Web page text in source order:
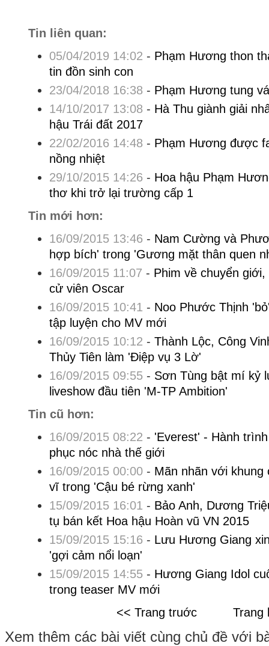
Tin liên quan:
05/04/2019 14:02 - Phạm Hương thon
tin đồn sinh con
23/04/2018 16:38 - Phạm Hương tung
14/10/2017 13:08 - Hà Thu giành giải
hậu Trái đất 2017
22/02/2016 14:48 - Phạm Hương được
nồng nhiệt
29/10/2015 14:26 - Hoa hậu Phạm
thơ khi trở lại trường cấp 1
Tin mới hơn:
16/09/2015 13:46 - Nam Cường và
hợp bích' trong 'Gương mặt thân quen
16/09/2015 11:07 - Phim về chuyển
cử viên Oscar
16/09/2015 10:41 - Noo Phước Thịnh
tập luyện cho MV mới
16/09/2015 10:12 - Thành Lộc, Công
Thủy Tiên làm 'Điệp vụ 3 Lờ'
16/09/2015 09:55- Sơn Tùng bật mí kỷ
liveshow đầu tiên 'M-TP Ambition'
Tin cũ hơn:
16/09/2015 08:22 - 'Everest' - Hành
phục nóc nhà thế giới
16/09/2015 00:00- Mãn nhãn với khung
vĩ trong 'Cậu bé rừng xanh'
15/09/2015 16:01 - Bảo Anh, Dương
tụ bán kết Hoa hậu Hoàn vũ VN 2015
15/09/2015 15:16 - Lưu Hương Giang
'gợi cảm nổi loạn'
15/09/2015 14:55- Hương Giang Idol
trong teaser MV mới
<< Trang truớc
Trang
Xem thêm các bài viết cùng chủ đề với